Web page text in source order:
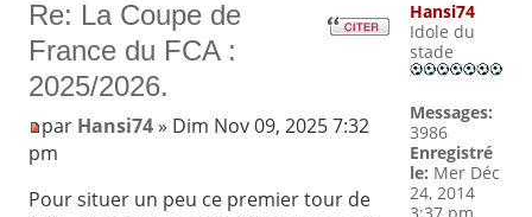
Re: La Coupe de
France du FCA :
2025/2026.
par Hansi74» Dim Nov 09, 2025 7:32
pm
Pour situer un peu ce premier tour de
Hansi74
Idole du
stade
Messages:
3986
Enregistré
le: Mer Déc
24, 2014